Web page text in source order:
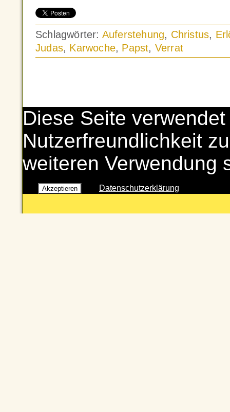
Schlagwörter: Auferstehung, Christus,
Judas, Karwoche, Papst, Verrat
Diese Seite
Nutzerfreundlichkeit
weiteren Verwendung
Akzeptieren Datenschutzerklärung